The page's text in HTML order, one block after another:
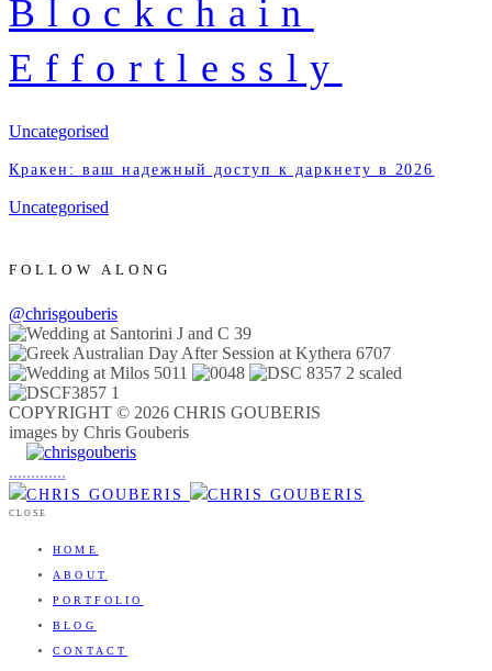
Blockchain
Effortlessly
Uncategorised
Кракен: ваш надежный доступ к даркнету в 2026
Uncategorised
FOLLOW ALONG
@chrisgouberis
COPYRIGHT © 2026 CHRIS GOUBERIS
images by Chris Gouberis
.............
CLOSE
HOME
ABOUT
PORTFOLIO
BLOG
CONTACT